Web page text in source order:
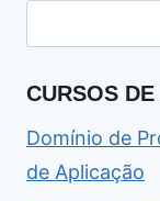
CURSOS
Domínio de
de Aplicação